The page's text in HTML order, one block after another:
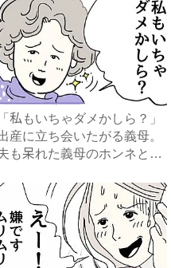
「私もいちゃダメかしら？」
産に立ち会いたがる義母。
も呆れた義母のホンネと